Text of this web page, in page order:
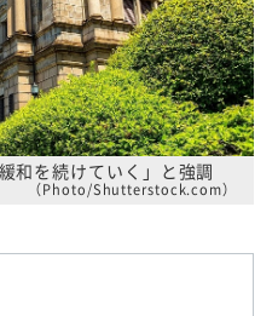
和を続けていく」と強調
（Photo/Shutterstock.com）